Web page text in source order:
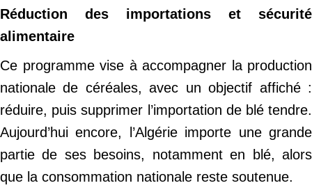
Réduction des importations et sécurité
alimentaire
Ce programme vise à accompagner la production
nationale de céréales, avec un objectif affiché :
réduire, puis supprimer l’importation de blé tendre.
Aujourd’hui encore, l’Algérie importe une grande
partie de ses besoins, notamment en blé, alors
que la consommation nationale reste soutenue.